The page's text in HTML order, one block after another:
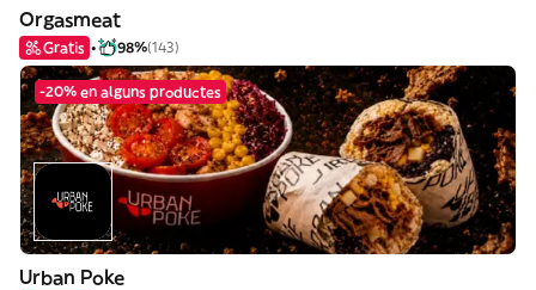
Orgasmeat
Gratis 98%(143)
-20% en alguns productes
Urban Poke